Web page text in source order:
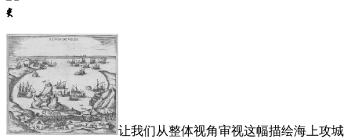
ꈅ
让我们从整体视角审视这幅描绘海上攻城